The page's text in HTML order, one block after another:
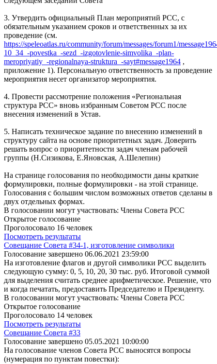
3. Утвердить официальный План мероприятий РСС, с
обязательным указанием сроков и ответственных за их
проведение (см.
https://speleoatlas.ru/community/forum/messages/forum1/
10_34_-povestka_-sezd_-izgotovlenie-simvolika_-plan-
meropriyatiy_-regionalnaya-struktura_-sayt#message1964 ,
приложение 1). Персональную ответственность за проведение
мероприятия несет организатор мероприятия.
4. Провести рассмотрение положения «Региональная
структура РСС» вновь избранным Советом РСС после
внесения изменений в Устав.
5. Написать техническое задание по внесению изменений в
структуру сайта на основе приоритетных задач. Доверить
решать вопрос о приоритетности задач членам рабочей
группы (Н.Сизикова, Е.Яновская, А.Шелепин)
На странице голосования по необходимости даны краткие
формулировки, полные формулировки - на этой странице.
Голосования с большим числом возможных ответов сделаны в
двух отдельных формах.
В голосовании могут участвовать: Члены Совета РСС
Открытое голосование
Проголосовало 16 человек
Посмотреть результаты
Совещание Совета #34-1, изготовление символики
Голосование завершено 06.06.2021 23:59:00
На изготовление флагов и другой символики РСС выделить
следующую сумму: 0, 5, 10, 20, 30 тыс. руб. Итоговой суммой
для выделения считать среднее арифметическое. Решение, что
и когда печатать, предоставить Председателю и Президенту.
В голосовании могут участвовать: Члены Совета РСС
Открытое голосование
Проголосовало 14 человек
Посмотреть результаты
Совещание Совета #33
Голосование завершено 05.05.2021 10:00:00
На голосование членов Совета РСС выносятся вопросы
(нумерация по пунктам повестки):